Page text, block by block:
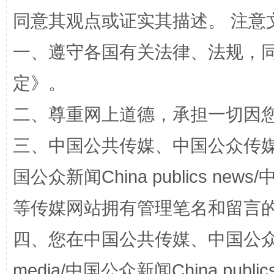
完善运行机制助力责任有效落实 一纸欠
同意其观点或证实其描述。 注
一、遵守各国有关法律、法规，
定》。
二、尊重网上道德，承担一切因
三、中国公共传媒、中国公众传
国公众新闻China publics news/
等传媒网站拥有管理笔名和留言
四、您在中国公共传媒、中国公